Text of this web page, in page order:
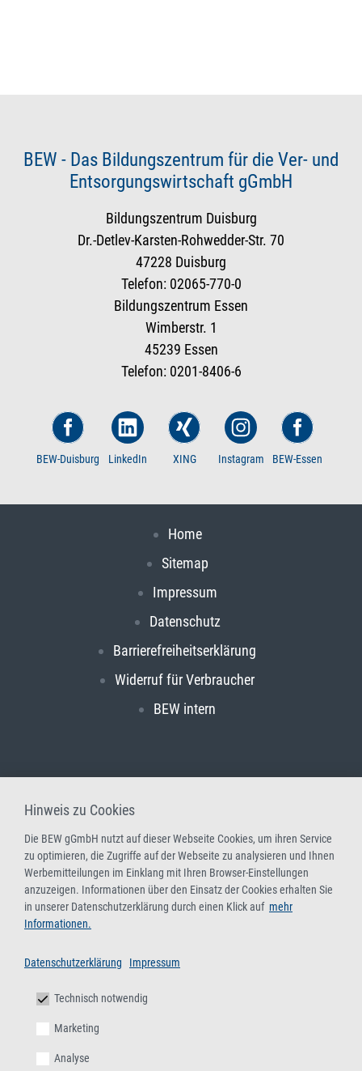
BEW - Das Bildungszentrum für die Ver- und
Entsorgungswirtschaft gGmbH
Bildungszentrum Duisburg
Dr.-Detlev-Karsten-Rohwedder-Str. 70
47228 Duisburg
Telefon: 02065-770-0
Bildungszentrum Essen
Wimberstr. 1
45239 Essen
Telefon: 0201-8406-6
BEW-Duisburg LinkedIn XING Instagram BEW-Essen
Home
Sitemap
Impressum
Datenschutz
Barrierefreiheitserklärung
Widerruf für Verbraucher
BEW intern
Hinweis zu Cookies
Die BEW gGmbH nutzt auf dieser Webseite Cookies, um ihren Service
zu optimieren, die Zugriffe auf der Webseite zu analysieren und Ihnen
Werbemitteilungen im Einklang mit Ihren Browser-Einstellungen
anzuzeigen. Informationen über den Einsatz der Cookies erhalten Sie
in unserer Datenschutzerklärung durch einen Klick auf mehr
Informationen.
Datenschutzerklärung Impressum
Technisch notwendig
Marketing
Analyse